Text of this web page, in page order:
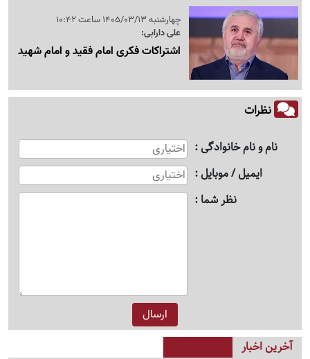
چهارشنبه 1405/03/13 ساعت 10:42
علی دارابی:
اشتراکات فکری امام فقید و امام شهید
نظرات
نام و نام خانوادگی
ایمیل / موبایل
نظر شما
آخرین اخبار